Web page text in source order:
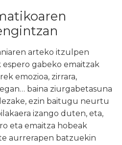
arteko itzulpen
gabeko emaitzak
emozioa, zirrara,
baina ziurgabetasuna
ezin baitugu neurtu
izango duten, eta,
eta emaitza hobeak
aurrerapen batzuekin